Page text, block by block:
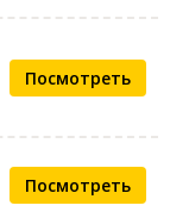
Посмотреть
Посмотреть